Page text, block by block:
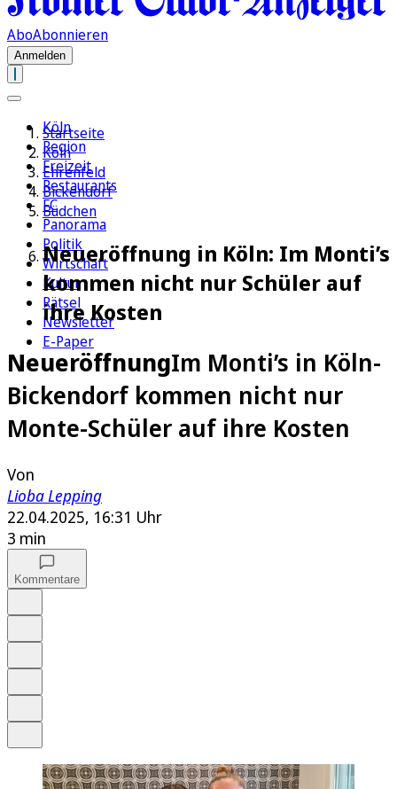
AboAbonnieren
Anmelden
Köln
Region
Freizeit
Restaurants
FC
Panorama
Politik
Wirtschaft
Kultur
Rätsel
Newsletter
E-Paper
Startseite
Köln
Ehrenfeld
Bickendorf
Büdchen
Neueröffnung in Köln: Im Monti’s
kommen nicht nur Schüler auf
ihre Kosten
NeueröffnungIm Monti’s in Köln-
Bickendorf kommen nicht nur
Monte-Schüler auf ihre Kosten
Von
Lioba Lepping
22.04.2025, 16:31 Uhr
3 min
Kommentare